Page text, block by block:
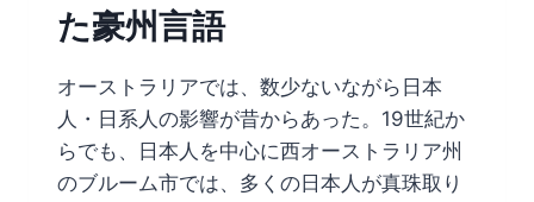
た豪州言語
オーストラリアでは、数少ないながら日本
人・日系人の影響が昔からあった。19世紀か
らでも、日本人を中心に西オーストラリア州
のブルーム市では、多くの日本人が真珠取り